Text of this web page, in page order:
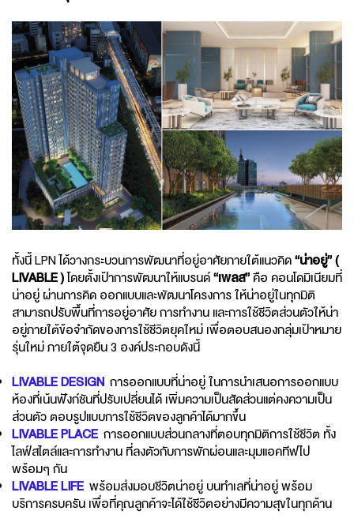
ทั้งนี้ LPN ได้วางกระบวนการพัฒนาที่อยู่อาศัยภายใต้แนวคิด“น่าอยู่” (
LIVABLE )โดยตั้งเป้าการพัฒนาให้แบรนด์“เพลส”คือ คอนโดมิเนียมที่
น่าอยู่ ผ่านการคิด ออกแบบและพัฒนาโครงการ ให้น่าอยู่ในทุกมิติ
สามารถปรับพื้นที่การอยู่อาศัย การทำงาน และการใช้ชีวิตส่วนตัวให้น่า
อยู่ภายใต้ข้อจำกัดของการใช้ชีวิตยุคใหม่ เพื่อตอบสนองกลุ่มเป้าหมาย
รุ่นใหม่ ภายใต้จุดยืน 3 องค์ประกอบดังนี้
LIVABLE DESIGN การออกแบบที่น่าอยู่ ในการนำเสนอการออกแบบ
ห้องที่เน้นฟังก์ชันที่ปรับเปลี่ยนได้ เพิ่มความเป็นสัดส่วนแต่คงความเป็น
ส่วนตัว ตอบรูปแบบการใช้ชีวิตของลูกค้าได้มากขึ้น
LIVABLE PLACE การออกแบบส่วนกลางที่ตอบทุกมิติการใช้ชีวิต ทั้ง
ไลฟ์สไตล์และการทำงาน ที่ลงตัวกับการพักผ่อนและมุมแอคทีฟไป
พร้อมๆ กัน
LIVABLE LIFE พร้อมส่งมอบชีวิตน่าอยู่ บนทำเลที่น่าอยู่ พร้อม
บริการครบครัน เพื่อที่คุณลูกค้าจะได้ใช้ชีวิตอย่างมีความสุขในทุกด้าน